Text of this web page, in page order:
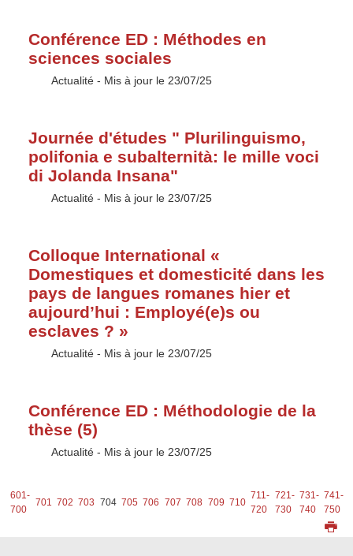
Conférence ED : Méthodes en
sciences sociales
Type :
Actualité - Mis à jour le 23/07/25
Journée d'études " Plurilinguismo,
polifonia e subalternità: le mille voci
di Jolanda Insana"
Type :
Actualité - Mis à jour le 23/07/25
Colloque International «
Domestiques et domesticité dans les
pays de langues romanes hier et
aujourd’hui : Employé(e)s ou
esclaves ? »
Type :
Actualité - Mis à jour le 23/07/25
Conférence ED : Méthodologie de la
thèse (5)
Type :
Actualité - Mis à jour le 23/07/25
601-
700
701 702 703 704 705 706 707 708 709 710
711-
720
721-
730
731-
740
741-
750